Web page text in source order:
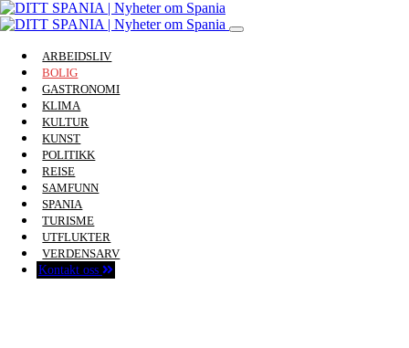
ARBEIDSLIV
BOLIG
GASTRONOMI
KLIMA
KULTUR
KUNST
POLITIKK
REISE
SAMFUNN
SPANIA
TURISME
UTFLUKTER
VERDENSARV
Kontakt oss